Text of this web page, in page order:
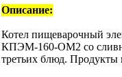
Описание:
Котел пищеварочный
КПЭМ-160-ОМ2 со
третьих блюд. Продукты